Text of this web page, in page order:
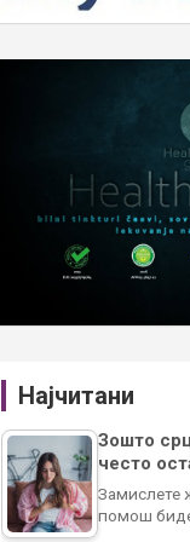
Најчитани
Зошто
често
Замислете
помош